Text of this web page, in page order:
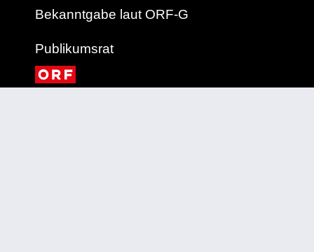
Bekanntgabe laut ORF-G
Publikumsrat